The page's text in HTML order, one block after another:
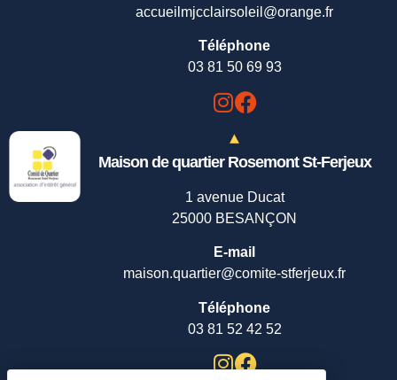
accueilmjcclairsoleil@orange.fr
Téléphone
03 81 50 69 93
Maison de quartier Rosemont St-Ferjeux
1 avenue Ducat
25000 BESANÇON
E-mail
maison.quartier@comite-stferjeux.fr
Téléphone
03 81 52 42 52